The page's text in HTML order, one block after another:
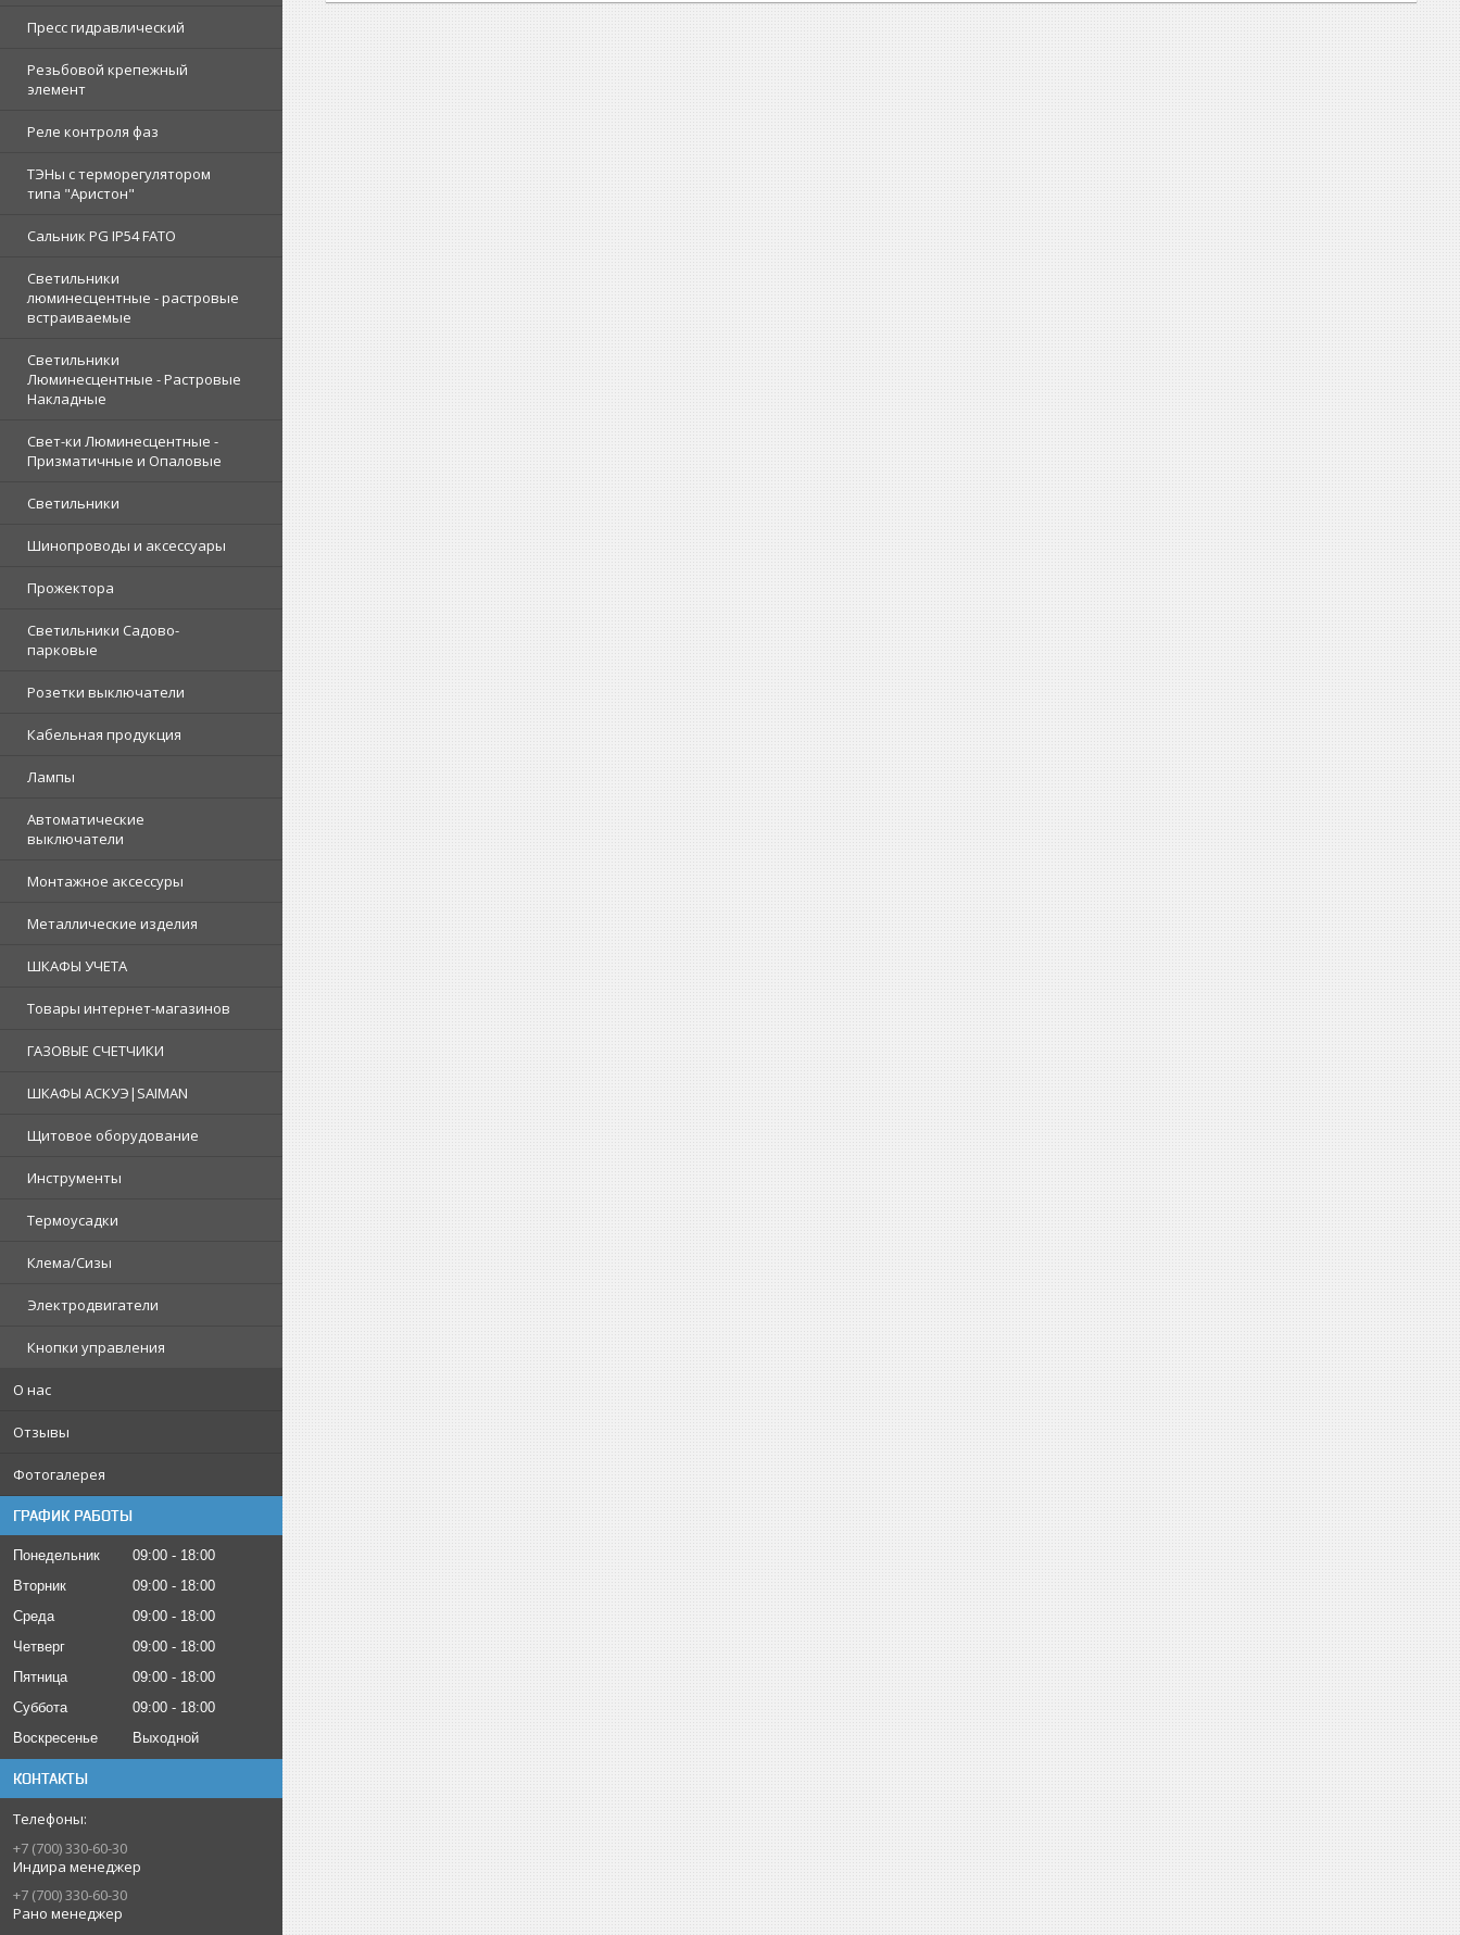
Пресс гидравлический
Резьбовой крепежный
элемент
Реле контроля фаз
ТЭНы с терморегулятором
типа "Аристон"
Сальник PG IP54 FATO
Светильники
люминесцентные - растровые
встраиваемые
Светильники
Люминесцентные - Растровые
Накладные
Свет-ки Люминесцентные -
Призматичные и Опаловые
Светильники
Шинопроводы и аксессуары
Прожектора
Светильники Садово-
парковые
Розетки выключатели
Кабельная продукция
Лампы
Автоматические
выключатели
Монтажное аксессуры
Металлические изделия
ШКАФЫ УЧЕТА
Товары интернет-магазинов
ГАЗОВЫЕ СЧЕТЧИКИ
ШКАФЫ АСКУЭ|SAIMAN
Щитовое оборудование
Инструменты
Термоусадки
Клема/Сизы
Электродвигатели
Кнопки управления
О нас
Отзывы
Фотогалерея
ГРАФИК РАБОТЫ
Понедельник 09:00
18:00
Вторник
09:00
18:00
Среда
09:00
18:00
Четверг
09:00
18:00
Пятница
09:00
18:00
Суббота
09:00
18:00
Воскресенье
Выходной
КОНТАКТЫ
+7 (700) 330-60-30
Индира менеджер
+7 (700) 330-60-30
Рано менеджер